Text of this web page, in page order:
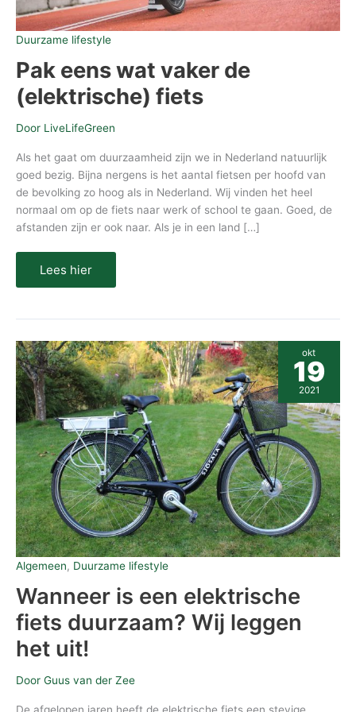
Duurzame lifestyle
Pak eens wat vaker de
(elektrische) fiets
Door LiveLifeGreen
Als het gaat om duurzaamheid zijn we in Nederland natuurlijk
goed bezig. Bijna nergens is het aantal fietsen per hoofd van
de bevolking zo hoog als in Nederland. Wij vinden het heel
normaal om op de fiets naar werk of school te gaan. Goed, de
afstanden zijn er ook naar. Als je in een land […]
Lees hier
Algemeen, Duurzame lifestyle
Wanneer is een elektrische
fiets duurzaam? Wij leggen
het uit!
Door Guus van der Zee
Wanneer
is
een
elektrische
fiets
duurzaam?
Wij
leggen
het
uit!
okt
19
2021